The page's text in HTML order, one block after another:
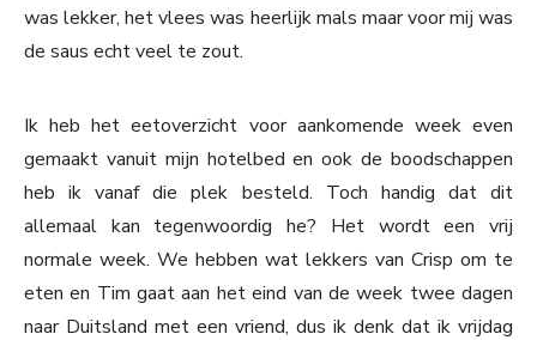
was lekker, het vlees was heerlijk mals maar voor mij was
de saus echt veel te zout.
Ik heb het eetoverzicht voor aankomende week even
gemaakt vanuit mijn hotelbed en ook de boodschappen
heb ik vanaf die plek besteld. Toch handig dat dit
allemaal kan tegenwoordig he? Het wordt een vrij
normale week. We hebben wat lekkers van Crisp om te
eten en Tim gaat aan het eind van de week twee dagen
naar Duitsland met een vriend, dus ik denk dat ik vrijdag